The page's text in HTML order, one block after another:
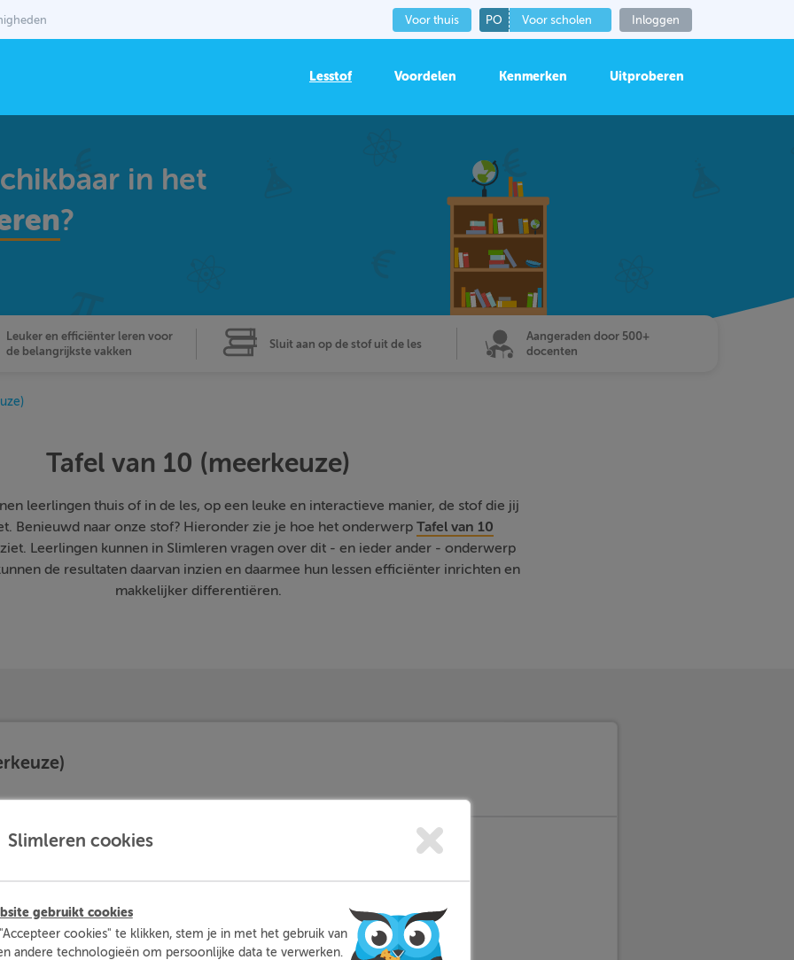
Voor thuis PO Voor scholen Inloggen
Lesstof Voordelen Kenmerken Uitproberen
in het
?
Leuker en efficiënter leren voor
de belangrijkste vakken
Sluit aan op de stof uit de les
Aangeraden door 500+
docenten
Tafel van 10 (meerkeuze)
leerlingen thuis of in de les, op een leuke en interactieve manier, de stof die jij
Benieuwd naar onze stof? Hieronder zie je hoe het onderwerp Tafel van 10
Leerlingen kunnen in Slimleren vragen over dit - en ieder ander - onderwerp
de resultaten daarvan inzien en daarmee hun lessen efficiënter inrichten en
makkelijker differentiëren.
Slimleren cookies
gebruikt cookies
cookies" te klikken, stem je in met het gebruik van
andere technologieën om persoonlijke data te verwerken.